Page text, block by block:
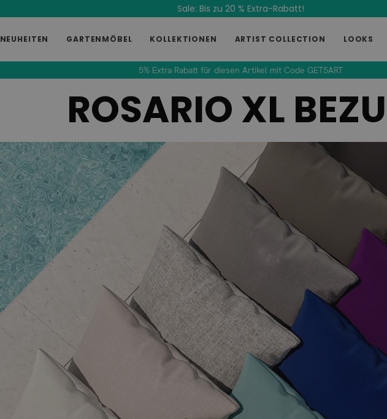
Sale: Bis zu 20 % Extra-Rabatt!
NEUHEITEN GARTENMÖBEL KOLLEKTIONEN ARTIST COLLECTION LOOKS
5% Extra Rabatt für diesen Artikel mit Code GET5ART
ROSARIO XL